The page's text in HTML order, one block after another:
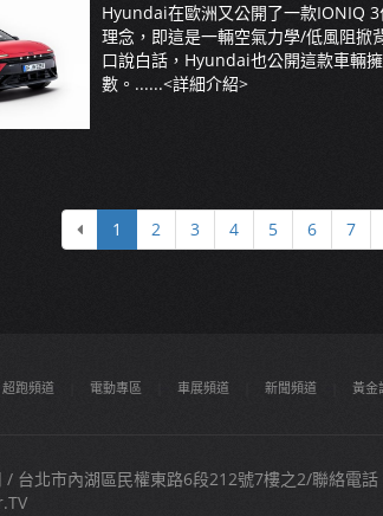
Hyundai在歐洲又公開了一款IONIQ
理念，即這是一輛空氣力學/低風阻掀
口說白話，Hyundai也公開這款車輛
數。......<詳細介紹>
1 2 3 4 5 6 7
超跑頻道 電動專區 車展頻道 新聞頻道 黃金
/ 台北市內湖區民權東路6段212號7樓之2/聯絡電